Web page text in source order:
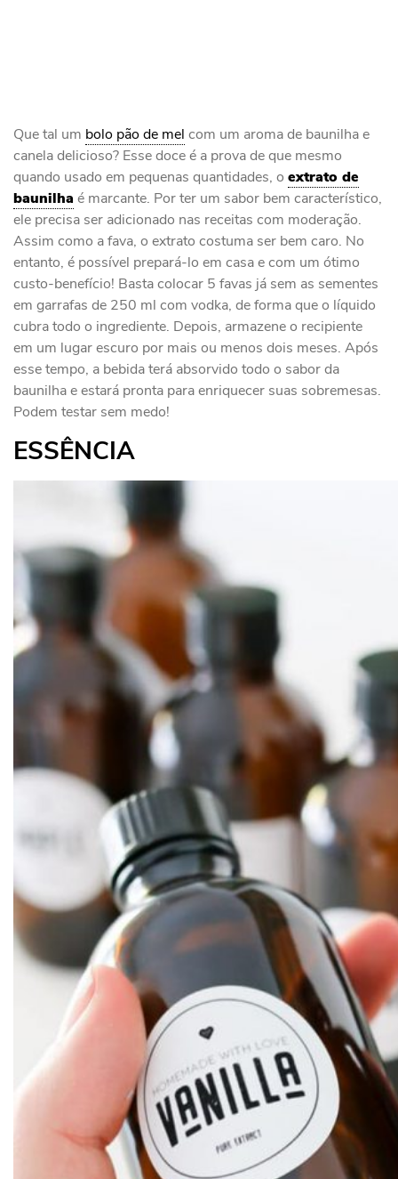
Que tal um bolo pão de mel com um aroma de baunilha e
canela delicioso? Esse doce é a prova de que mesmo
quando usado em pequenas quantidades, o extrato de
baunilha é marcante. Por ter um sabor bem característico,
ele precisa ser adicionado nas receitas com moderação.
Assim como a fava, o extrato costuma ser bem caro. No
entanto, é possível prepará-lo em casa e com um ótimo
custo-benefício! Basta colocar 5 favas já sem as sementes
em garrafas de 250 ml com vodka, de forma que o líquido
cubra todo o ingrediente. Depois, armazene o recipiente
em um lugar escuro por mais ou menos dois meses. Após
esse tempo, a bebida terá absorvido todo o sabor da
baunilha e estará pronta para enriquecer suas sobremesas.
Podem testar sem medo!
ESSÊNCIA